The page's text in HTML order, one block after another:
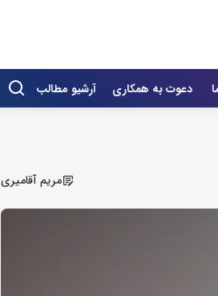
دعوت به همکاری آرشیو مطالب
مریم آقامیری